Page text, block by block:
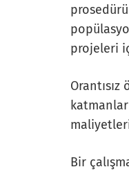
projeleri
Bir